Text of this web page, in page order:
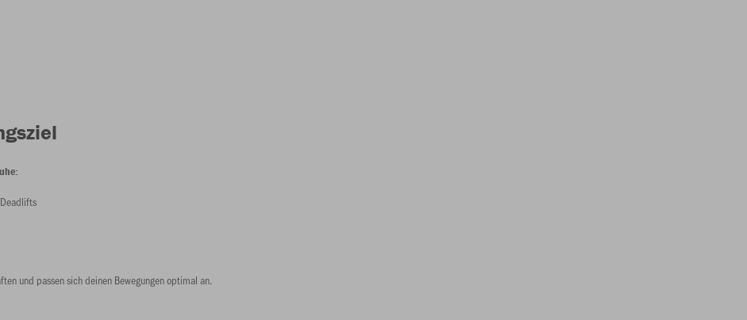
und passen sich deinen Bewegungen optimal an.